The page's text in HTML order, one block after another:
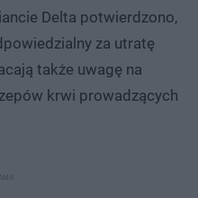
Delta potwierdzono,
za utratę
także uwagę na
krwi prowadzących